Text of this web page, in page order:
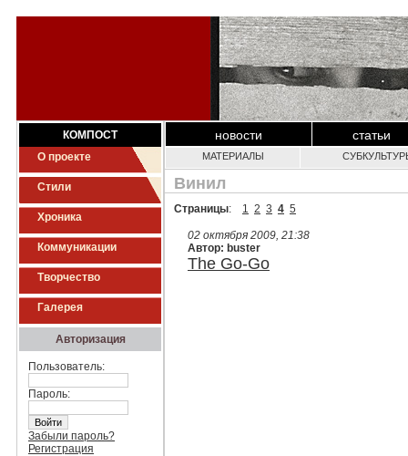
КОМПОСТ
О проекте
Стили
Хроника
Коммуникации
Творчество
Галерея
Авторизация
Пользователь:
Пароль:
Забыли пароль?
Регистрация
новости статьи
МАТЕРИАЛЫ
Винил
Страницы: 1 2 3 4 5
02 октября 2009, 21:38
Автор: buster
The Go-Go